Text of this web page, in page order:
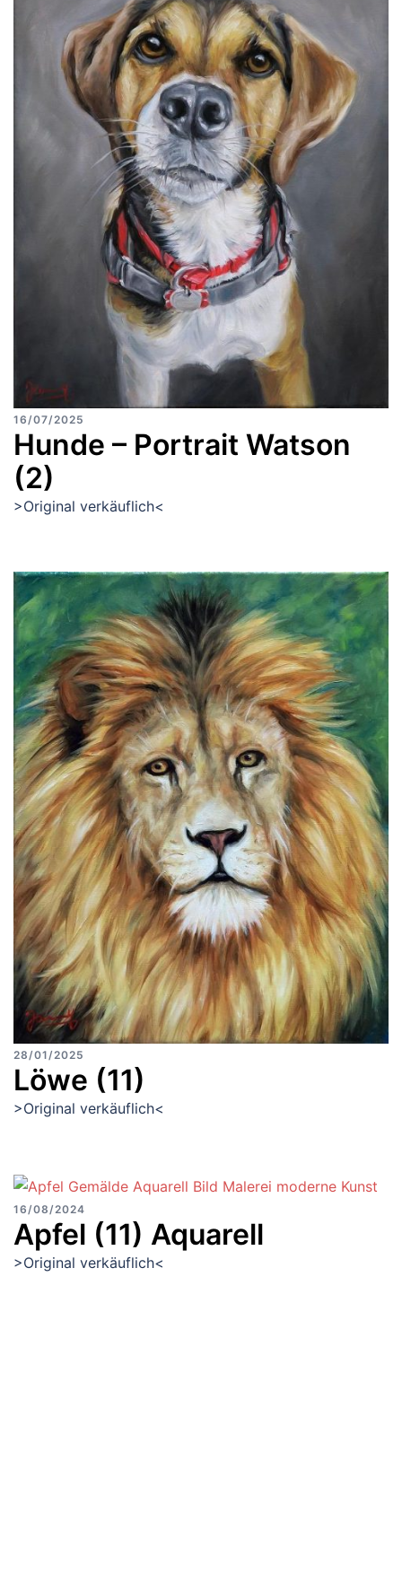
16/07/2025
Hunde – Portrait Watson
(2)
>Original verkäuflich<
28/01/2025
Löwe (11)
>Original verkäuflich<
16/08/2024
Apfel (11) Aquarell
>Original verkäuflich<